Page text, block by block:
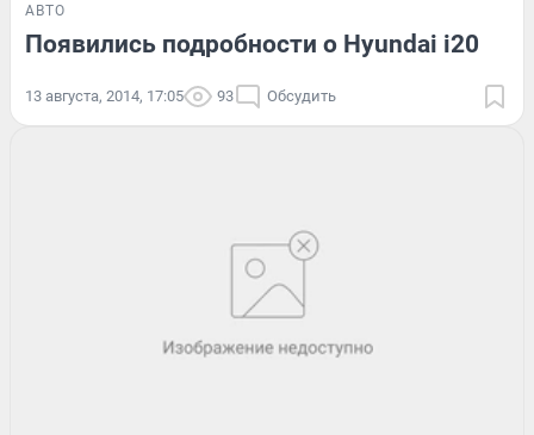
АВТО
Появились подробности о Hyundai i20
13 августа, 2014, 17:05 93 Обсудить